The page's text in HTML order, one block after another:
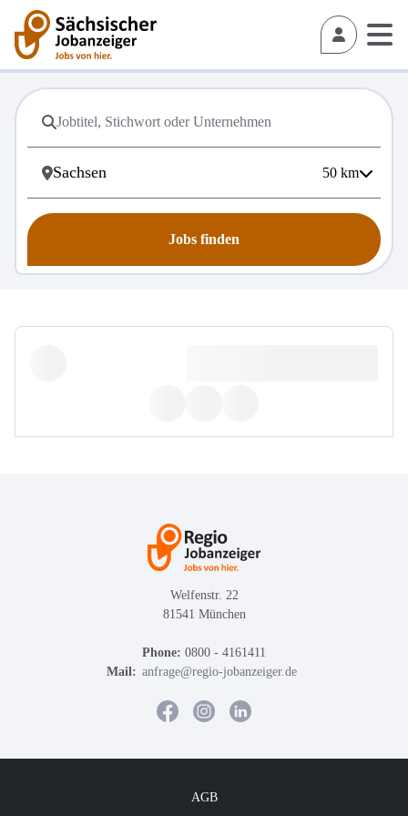
50 km
Jobs finden
Welfenstr. 22
81541 München
Phone: 0800 - 4161411
Mail: anfrage@regio-jobanzeiger.de
AGB